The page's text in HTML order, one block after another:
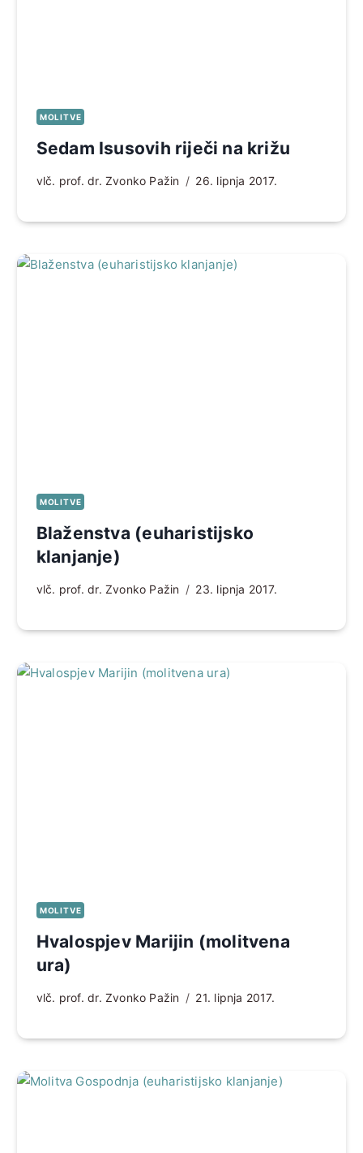
MOLITVE
Sedam Isusovih riječi na križu
vlč. prof. dr. Zvonko Pažin 26. lipnja 2017.
MOLITVE
Blaženstva (euharistijsko
klanjanje)
vlč. prof. dr. Zvonko Pažin 23. lipnja 2017.
MOLITVE
Hvalospjev Marijin (molitvena
ura)
vlč. prof. dr. Zvonko Pažin 21. lipnja 2017.